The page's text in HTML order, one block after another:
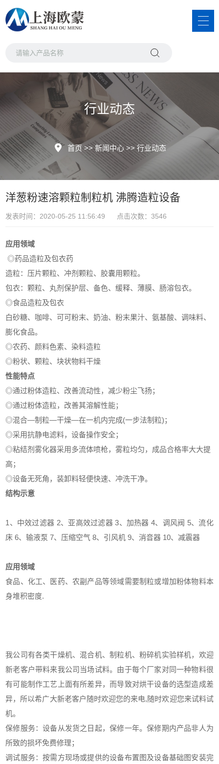
行业动态
首页 >>新闻中心>>行业动态
洋葱粉速溶颗粒制粒机 沸腾造粒设备
发表时间：2020-05-25 11:56:49 点击次数：3546
应用领域
◎药品造粒及包衣药
造粒：压片颗粒、冲剂颗粒、胶囊用颗粒。
包衣：颗粒、丸剂保护层、备色、缓释、薄膜、肠溶包衣。
◎食品造粒及包衣
白砂糖、咖啡、可可粉末、奶油、粉末果汁、氨基酸、调味料、
膨化食品。
◎农药、颜料色素、染料造粒
◎粉状、颗粒、块状物料干燥
性能特点
◎通过粉体造粒、改善流动性，减少粉尘飞扬；
◎通过粉体造粒，改善其溶解性能；
◎混合—制粒—干燥—在一机内完成(一步法制粒)；
◎采用抗静电滤料，设备操作安全；
◎粘结剂雾化器采用多流体喷枪，雾粒均匀，成品合格率大大提
高；
◎设备无死角，装卸料轻便快速、冲洗干净。
结构示意
1、中效过滤器 2、亚高效过滤器 3、加热器 4、调风阀 5、流化
床 6、输液泵 7、压缩空气 8、引风机 9、消音器 10、减震器
应用领域
食品、化工、医药、农副产品等领域需要制粒或增加粉体物料本
身堆积密度.
我公司有各类干燥机、混合机、制粒机、粉碎机实验样机，欢迎
新老客户带料来我公司当场试料。由于每个厂家对同一种物料很
有可能制作工艺上面有所差异，而导致对烘干设备的选型造成差
异，所以希广大新老客户随时欢迎您的来电,随时欢迎您来试料试
机。
保修服务：设备从发货之日起，保修一年。保修期内产品非人为
所致的损坏免费修理；
调试服务：按需方现场或提供的设备布置图及设备基础图安装完